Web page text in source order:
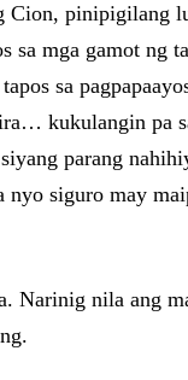
pinipigilang
sa mga gamot ng
sa
kukulangin pa
parang
nyo siguro may
Narinig nila ang